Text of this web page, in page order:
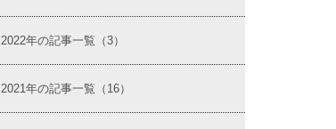
2022年の記事一覧（3）
2021年の記事一覧（16）